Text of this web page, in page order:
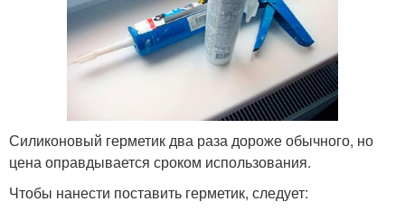
Силиконовый герметик два раза дороже обычного, но
цена оправдывается сроком использования.
Чтобы нанести поставить герметик, следует: